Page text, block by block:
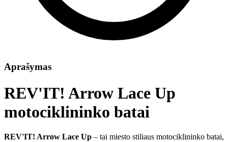
Aprašymas
REV'IT! Arrow Lace Up
motociklininko batai
REV'IT! Arrow Lace Up – tai miesto stiliaus motociklininko batai,